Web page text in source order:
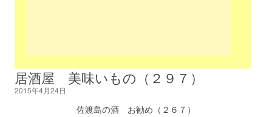
居酒屋 美味いもの（２９７）
2015年4月24日
佐渡島の酒 お勧め（２６７）